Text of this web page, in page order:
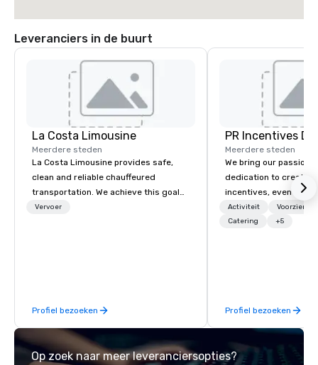
Leveranciers in de buurt
La Costa Limousine
Meerdere steden
La Costa Limousine provides safe,
clean and reliable chauffeured
transportation. We achieve this goal
with highly trained chauffeurs, the
late model luxury vehicles to the
highly experienced and professional
team of chauffeurs and support staff;
you will know quality when you travel
Vervoer
Profiel bezoeken
PR Incentives
Meerdere steden
We bring our passion,
dedication to create
incentives, events,
meetings, product
luxury travel
Activiteit
Catering
+5
Profiel bezoeken
Op zoek naar meer leveranciersopties?